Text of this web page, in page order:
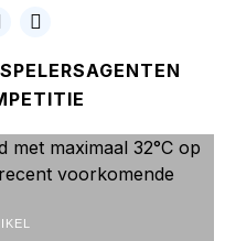
SPELERSAGENTEN